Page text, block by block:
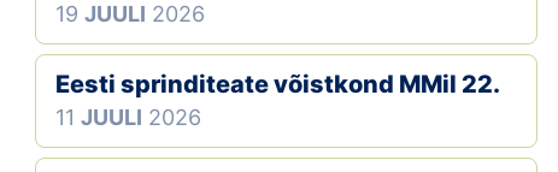
Koondised
Tule klubisse!
Tulemused
19 JUULI 2026
Eesti sprinditeate võistkond MMil 22.
11 JUULI 2026